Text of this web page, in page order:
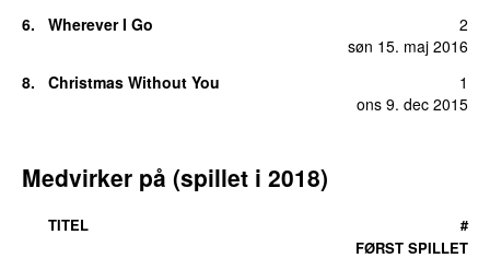
6.
Wherever I Go
søn 15. maj 2016
2
8.
Christmas Without You
ons 9. dec 2015
1
Medvirker på (spillet i 2018)
TITEL
FØRST SPILLET
#